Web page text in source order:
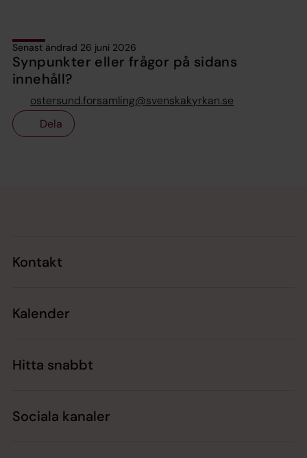
Senast ändrad 26 juni 2026
Synpunkter eller frågor på sidans
innehåll?
ostersund.forsamling@svenskakyrkan.se
Dela
Kontakt
Kalender
Hitta snabbt
Sociala kanaler